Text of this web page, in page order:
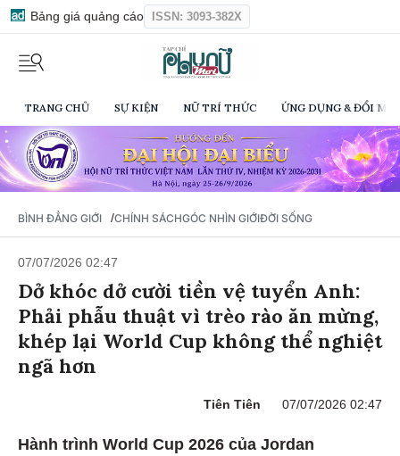
Bảng giá quảng cáo ISSN: 3093-382X
TRANG CHỦ SỰ KIỆN NỮ TRÍ THỨC ỨNG DỤNG & ĐỔI
BÌNH ĐẲNG GIỚI /CHÍNH SÁCHGÓC NHÌN GIỚIĐỜI SỐNG
07/07/2026 02:47
Dở khóc dở cười tiền vệ tuyển Anh:
Phải phẫu thuật vì trèo rào ăn mừng,
khép lại World Cup không thể nghiệt
ngã hơn
Tiên Tiên 07/07/2026 02:47
Hành trình World Cup 2026 của Jordan